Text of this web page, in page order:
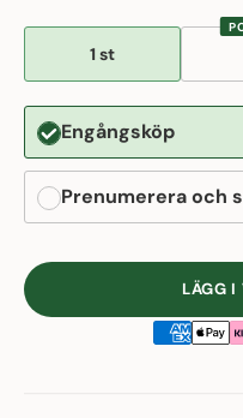
1 st
Engångsköp
Prenumerera och
LÄGG I